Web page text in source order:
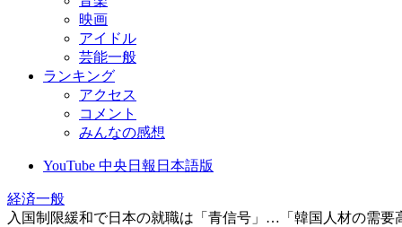
映画
アイドル
芸能一般
ランキング
アクセス
コメント
みんなの感想
YouTube 中央日報日本語版
経済一般
入国制限緩和で日本の就職は「青信号」…「韓国人材の需要